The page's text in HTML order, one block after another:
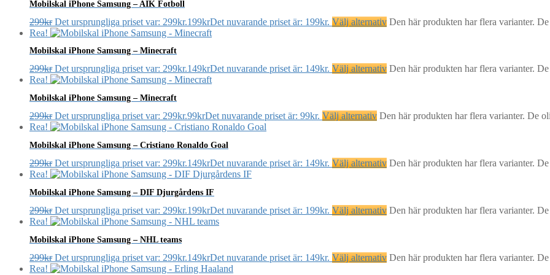
Mobilskal iPhone Samsung – AIK Fotboll
299kr Det ursprungliga priset var: 299kr.199krDet nuvarande priset är: 199kr. Välj alternativ Den här produkten har flera varianter.
Rea!
Mobilskal iPhone Samsung – Minecraft
299kr Det ursprungliga priset var: 299kr.149krDet nuvarande priset är: 149kr. Välj alternativ Den här produkten har flera varianter.
Rea!
Mobilskal iPhone Samsung – Minecraft
299kr Det ursprungliga priset var: 299kr.99krDet nuvarande priset är: 99kr. Välj alternativ Den här produkten har flera varianter. De
Rea!
Mobilskal iPhone Samsung – Cristiano Ronaldo Goal
299kr Det ursprungliga priset var: 299kr.149krDet nuvarande priset är: 149kr. Välj alternativ Den här produkten har flera varianter.
Rea!
Mobilskal iPhone Samsung – DIF Djurgårdens IF
299kr Det ursprungliga priset var: 299kr.199krDet nuvarande priset är: 199kr. Välj alternativ Den här produkten har flera varianter.
Rea!
Mobilskal iPhone Samsung – NHL teams
299kr Det ursprungliga priset var: 299kr.149krDet nuvarande priset är: 149kr. Välj alternativ Den här produkten har flera varianter.
Rea!